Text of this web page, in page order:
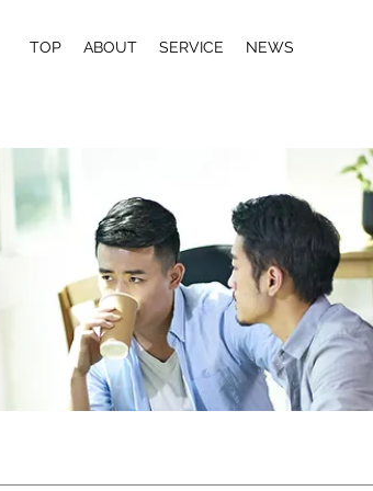
TOP ABOUT SERVICE NEWS